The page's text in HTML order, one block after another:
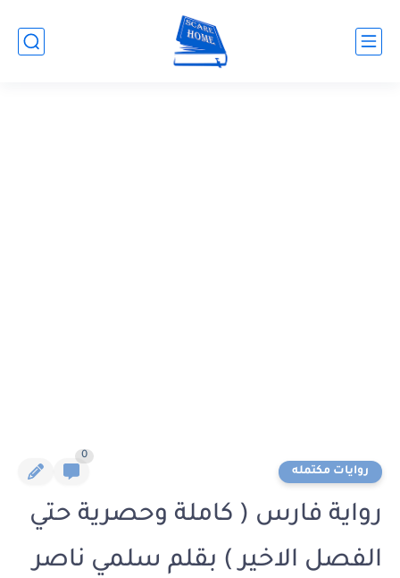
روايات مكتمله
0
رواية فارس ( كاملة وحصرية حتي
الفصل الاخير ) بقلم سلمي ناصر